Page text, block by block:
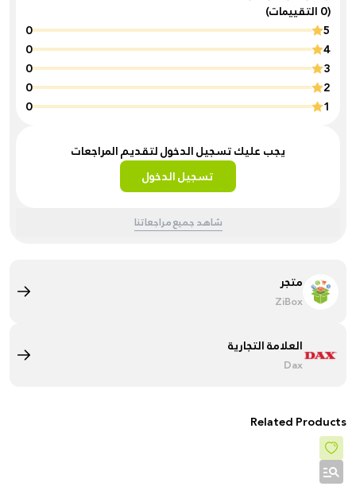
(0 التقييمات)
5
0
4
0
3
0
2
0
1
0
يجب عليك تسجيل الدخول لتقديم المراجعات
تسجيل الدخول
شاهد جميع مراجعاتنا
متجر
ZiBox
العلامة التجارية
Dax
Related Products